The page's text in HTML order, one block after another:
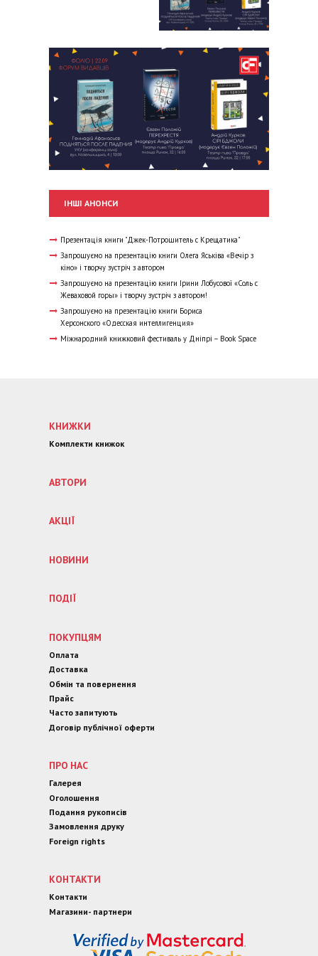
ІНШІ АНОНСИ
Презентація книги "Джек-Потрошитель с Крещатика"
Запрошуємо на презентацію книги Олега Яськіва «Вечір з
кіно» і творчу зустріч з автором
Запрошуємо на презентацію книги Ірини Лобусової «Соль с
Жеваховой горы» і творчу зустріч з автором!
Запрошуємо на презентацію книги Бориса
Херсонского «Одесская интеллигенция»
Міжнародний книжковий фестиваль у Дніпрі – Book Space
КНИЖКИ
Комплекти книжок
АВТОРИ
АКЦІЇ
НОВИНИ
ПОДІЇ
ПОКУПЦЯМ
Оплата
Доставка
Обмін та повернення
Прайс
Часто запитують
Договір публічної оферти
ПРО НАС
Галерея
Оголошення
Подання рукописів
Замовлення друку
Foreign rights
КОНТАКТИ
Контакти
Магазини- партнери